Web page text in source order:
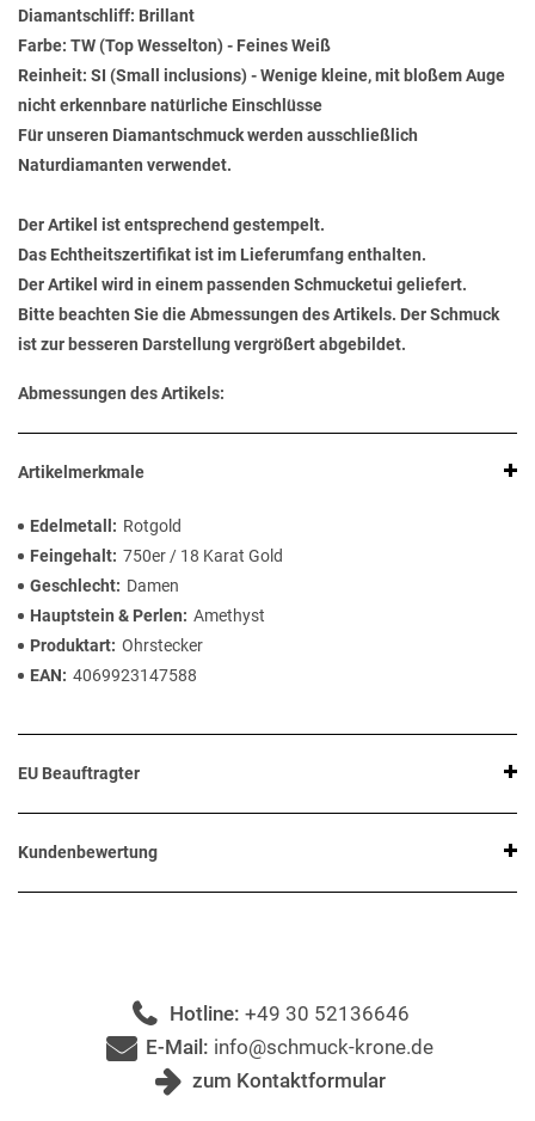
Diamantschliff: Brillant
Farbe: TW (Top Wesselton) - Feines Weiß
Reinheit: SI (Small inclusions) - Wenige kleine, mit bloßem Auge
nicht erkennbare natürliche Einschlüsse
Für unseren Diamantschmuck werden ausschließlich
Naturdiamanten verwendet.
Der Artikel ist entsprechend gestempelt.
Das Echtheitszertifikat ist im Lieferumfang enthalten.
Der Artikel wird in einem passenden Schmucketui geliefert.
Bitte beachten Sie die Abmessungen des Artikels. Der Schmuck
ist zur besseren Darstellung vergrößert abgebildet.
Abmessungen des Artikels:
Artikelmerkmale
Edelmetall
Rotgold
Feingehalt 750er / 18 Karat Gold
Geschlecht
Damen
Hauptstein & Perlen
Amethyst
Produktart Ohrstecker
EAN
4069923147588
EU Beauftragter
Kundenbewertung
Hotline: +49 30 52136646
E-Mail: info@schmuck-krone.de
zum Kontaktformular